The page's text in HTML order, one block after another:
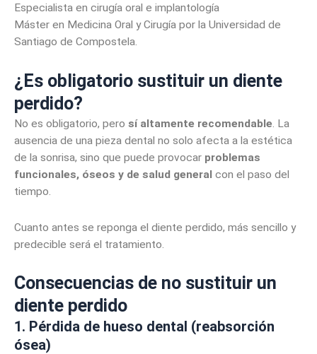
Especialista en cirugía oral e implantología
Máster en Medicina Oral y Cirugía por la Universidad de
Santiago de Compostela.
¿Es obligatorio sustituir un diente
perdido?
No es obligatorio, pero sí altamente recomendable . La
ausencia de una pieza dental no solo afecta a la estética
de la sonrisa, sino que puede provocar problemas
funcionales, óseos y de salud general con el paso del
tiempo.
Cuanto antes se reponga el diente perdido, más sencillo y
predecible será el tratamiento.
Consecuencias de no sustituir un
diente perdido
1. Pérdida de hueso dental (reabsorción
ósea)